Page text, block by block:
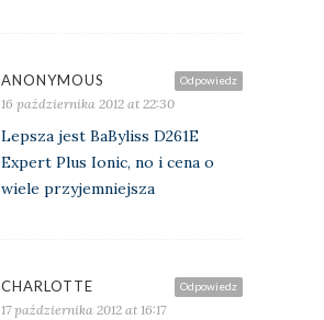
Odpowiedz
ANONYMOUS
16 października 2012 at 22:30
Lepsza jest BaByliss D261E
Expert Plus Ionic, no i cena o
wiele przyjemniejsza
Odpowiedz
CHARLOTTE
17 października 2012 at 16:17